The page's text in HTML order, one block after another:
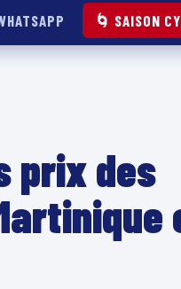
🌀 SAISON
prix des